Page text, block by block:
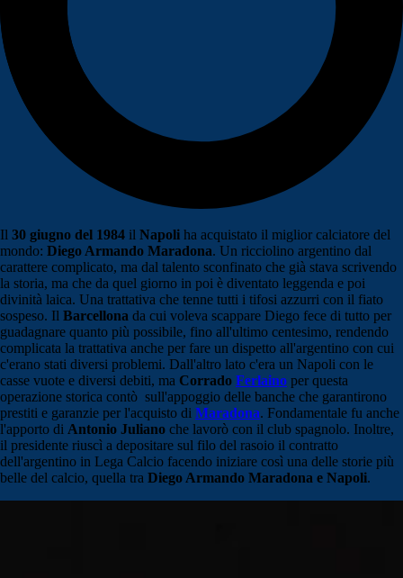
Il 30 giugno del 1984 il Napoli ha acquistato il miglior calciatore del
mondo: Diego Armando Maradona. Un ricciolino argentino dal
carattere complicato, ma dal talento sconfinato che già stava scrivendo
la storia, ma che da quel giorno in poi è diventato leggenda e poi
divinità laica. Una trattativa che tenne tutti i tifosi azzurri con il fiato
sospeso. Il Barcellona da cui voleva scappare Diego fece di tutto per
guadagnare quanto più possibile, fino all'ultimo centesimo, rendendo
complicata la trattativa anche per fare un dispetto all'argentino con cui
c'erano stati diversi problemi. Dall'altro lato c'era un Napoli con le
casse vuote e diversi debiti, ma Corrado Ferlaino per questa
operazione storica contò sull'appoggio delle banche che garantirono
prestiti e garanzie per l'acquisto di Maradona. Fondamentale fu anche
l'apporto di Antonio Juliano che lavorò con il club spagnolo. Inoltre,
il presidente riuscì a depositare sul filo del rasoio il contratto
dell'argentino in Lega Calcio facendo iniziare così una delle storie più
belle del calcio, quella tra Diego Armando Maradona e Napoli.